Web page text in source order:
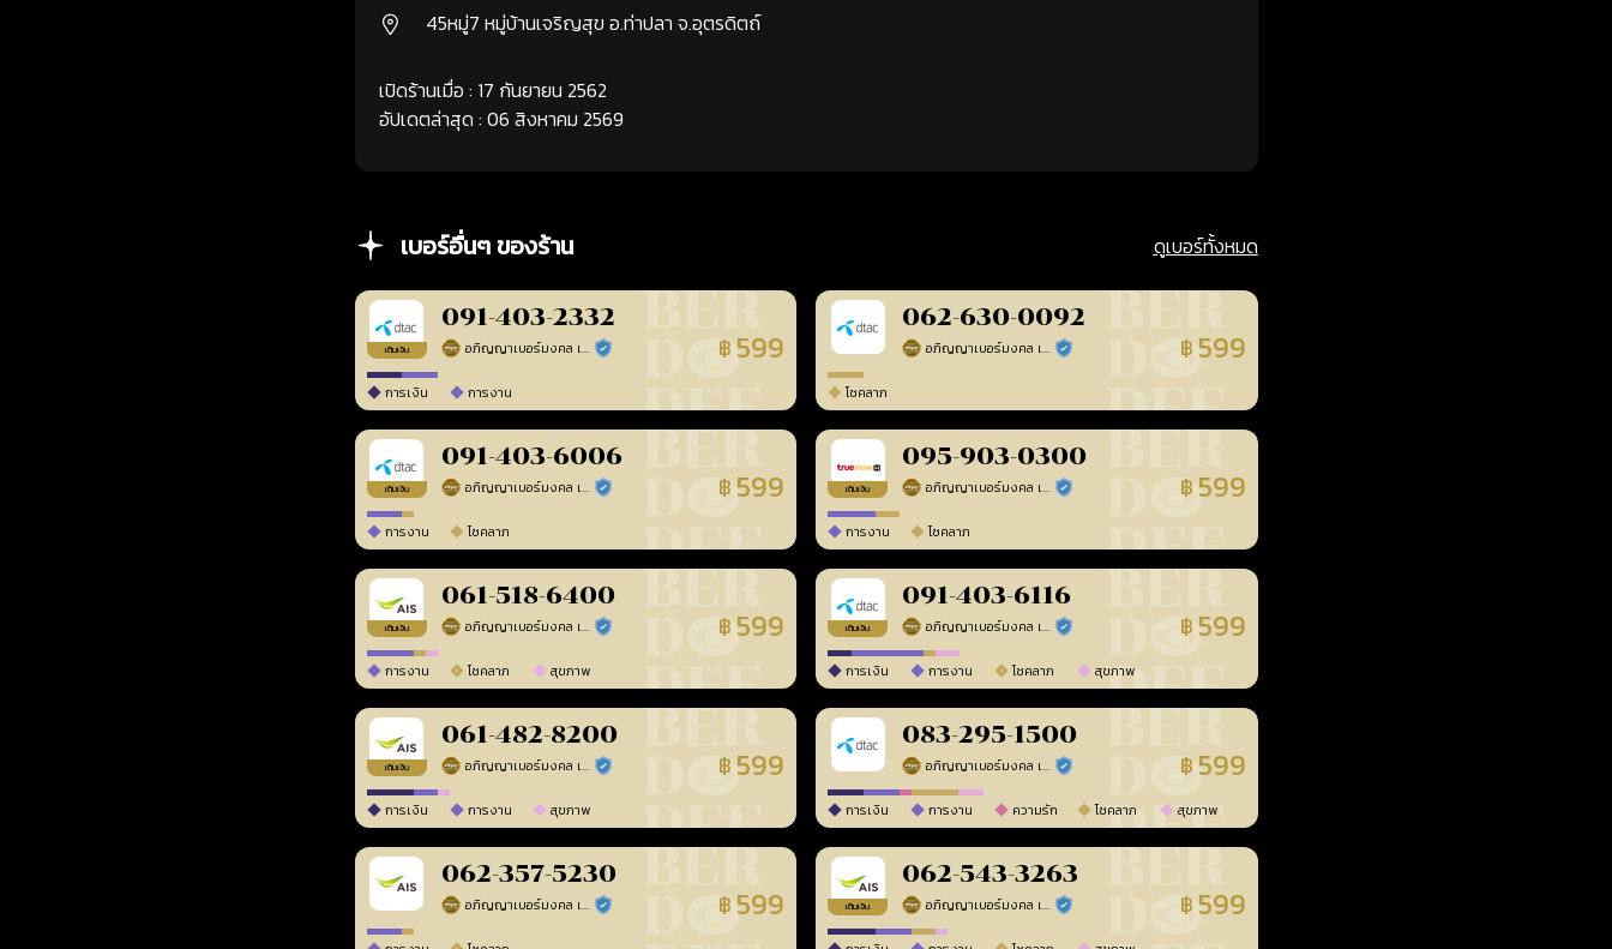
45หมู่7 หมู่บ้านเจริญสุข อ.ท่าปลา จ.อุตรดิตถ์
เปิดร้านเมื่อ : 17 กันยายน 2562
อัปเดตล่าสุด : 06 สิงหาคม 2569
เบอร์อื่นๆ ของร้าน ดูเบอร์ทั้งหมด
เติมเงิน
091-403-2332
อภิญญาเบอร์มงคล เบอร์สวยเลขศาสตร์ ร้านยืนยันแล้ว ฿ 599
การเงิน การงาน
062-630-0092
อภิญญาเบอร์มงคล เบอร์สวยเลขศาสตร์ ร้านยืนยันแล้ว ฿ 599
โชคลาภ
เติมเงิน
091-403-6006
อภิญญาเบอร์มงคล เบอร์สวยเลขศาสตร์ ร้านยืนยันแล้ว ฿ 599
การงาน โชคลาภ
เติมเงิน
095-903-0300
อภิญญาเบอร์มงคล เบอร์สวยเลขศาสตร์ ร้านยืนยันแล้ว ฿ 599
การงาน โชคลาภ
เติมเงิน
061-518-6400
อภิญญาเบอร์มงคล เบอร์สวยเลขศาสตร์ ร้านยืนยันแล้ว ฿ 599
การงาน โชคลาภ สุขภาพ
เติมเงิน
091-403-6116
อภิญญาเบอร์มงคล เบอร์สวยเลขศาสตร์ ร้านยืนยันแล้ว ฿ 599
การเงิน การงาน โชคลาภ สุขภาพ
เติมเงิน
061-482-8200
อภิญญาเบอร์มงคล เบอร์สวยเลขศาสตร์ ร้านยืนยันแล้ว ฿ 599
การเงิน การงาน สุขภาพ
083-295-1500
อภิญญาเบอร์มงคล เบอร์สวยเลขศาสตร์ ร้านยืนยันแล้ว ฿ 599
การเงิน การงาน ความรัก โชคลาภ สุขภาพ
062-357-5230
อภิญญาเบอร์มงคล เบอร์สวยเลขศาสตร์ ร้านยืนยันแล้ว ฿ 599 เติมเงิน
062-543-3263
อภิญญาเบอร์มงคล เบอร์สวยเลขศาสตร์ ร้านยืนยันแล้ว ฿ 599